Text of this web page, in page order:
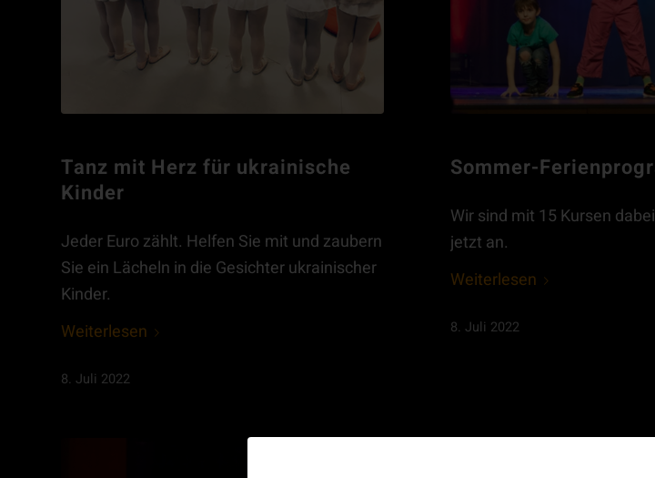
Tanz mit Herz für ukrainische
Kinder
Jeder Euro zählt. Helfen Sie mit und zaubern
Sie ein Lächeln in die Gesichter ukrainischer
Kinder.
Weiterlesen
8. Juli 2022
Sommer-
Wir sind mit 15 Kursen
jetzt an.
Weiterlesen
8. Juli 2022